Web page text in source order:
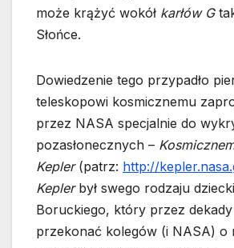
może krążyć wokół karłów G
Słońce.
Dowiedzenie tego przypadło
teleskopowi kosmicznemu
przez NASA specjalnie do
pozasłonecznych –
Kepler (patrz: http://
Keplerbył swego rodzaju
Boruckiego, który przez dekady
przekonać kolegów (i NASA) o